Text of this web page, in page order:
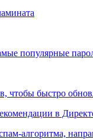
популярные
чтобы быстро
в
алгоритма,